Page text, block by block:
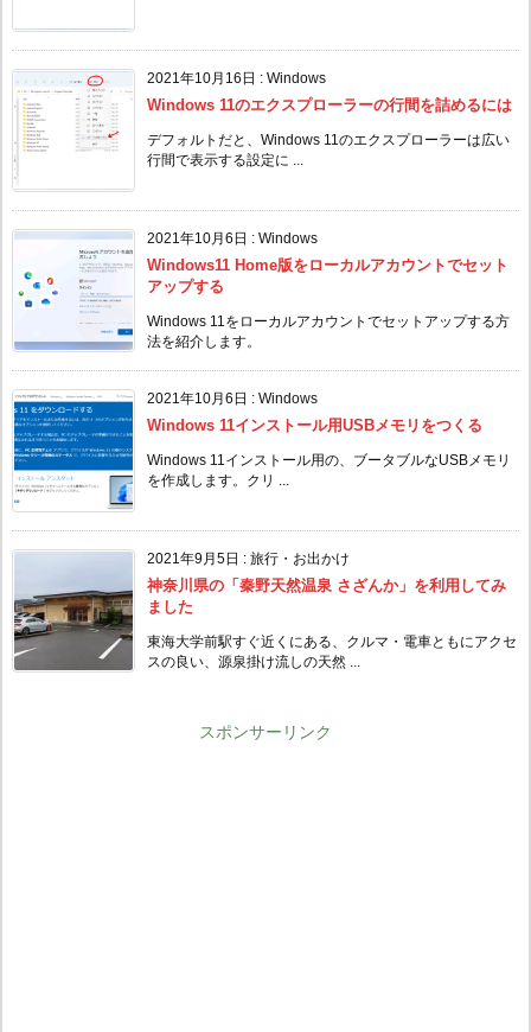
2021年10月16日 : Windows
Windows 11のエクスプローラーの行間を詰めるには
デフォルトだと、Windows 11のエクスプローラーは広い
行間で表示する設定に ...
2021年10月6日 : Windows
Windows11 Home版をローカルアカウントでセット
アップする
Windows 11をローカルアカウントでセットアップする方
法を紹介します。
2021年10月6日 : Windows
Windows 11インストール用USBメモリをつくる
Windows 11インストール用の、ブータブルなUSBメモリ
を作成します。クリ ...
2021年9月5日 : 旅行・お出かけ
神奈川県の「秦野天然温泉 さざんか」を利用してみ
ました
東海大学前駅すぐ近くにある、クルマ・電車ともにアクセ
スの良い、源泉掛け流しの天然 ...
スポンサーリンク